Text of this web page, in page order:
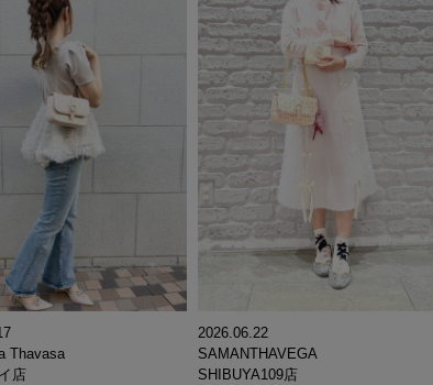
Thavasa
店
2026.06.22
SAMANTHAVEGA
SHIBUYA109店